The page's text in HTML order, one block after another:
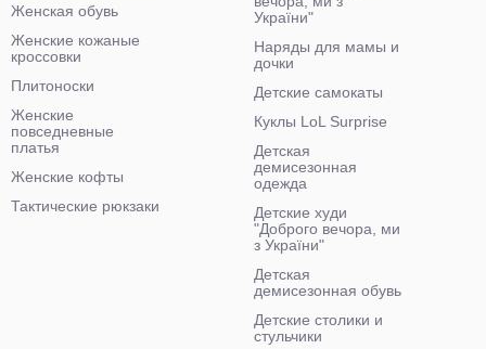
Женская обувь
Женские кожаные
кроссовки
Плитоноски
Женские
повседневные
платья
Женские кофты
Тактические рюкзаки
України"
Наряды для мамы и
дочки
Детские самокаты
Куклы LoL Surprise
Детская
демисезонная
одежда
Детские худи
"Доброго вечора, ми
з України"
Детская
демисезонная обувь
Детские столики и
стульчики